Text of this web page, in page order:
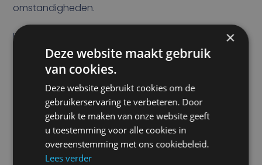
omstandigheden.
De ingegoten DT04-2P connector zorgt voor een
stevige en betrouwbare stroomverbinding.
Kies voor de Sylogi 90dB Constant Tone Alarm en
geniet van de voordelen van een krachtig,
duurzaam en betrouwbaar achteruitrijalarm.
Verbeter de veiligheid en voorkom ongevallen
tijdens het achteruitrijden.
×
Deze website maakt gebruik
van cookies.
Deze website gebruikt cookies om de
gebruikerservaring te verbeteren. Door
gebruik te maken van onze website geeft
u toestemming voor alle cookies in
overeenstemming met ons cookiebeleid.
Lees verder